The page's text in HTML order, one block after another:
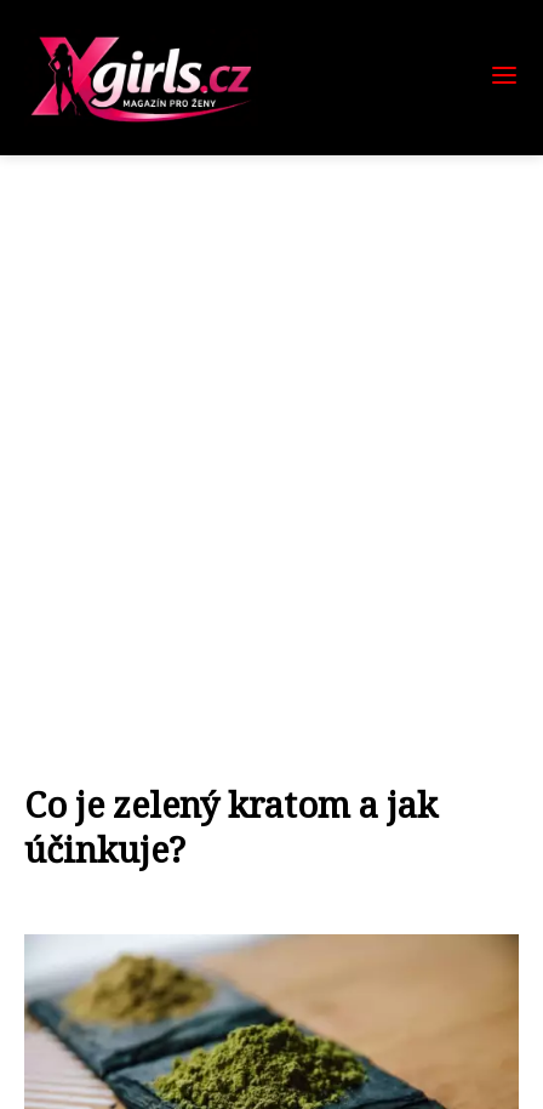
Co je zelený kratom a jak
účinkuje?